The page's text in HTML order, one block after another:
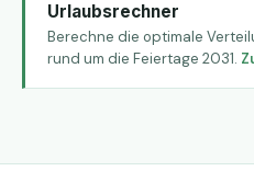
Urlaubsrechner
Berechne die optimale
rund um die Feiertage 2031.